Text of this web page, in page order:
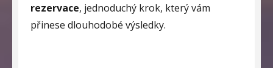
rezervace, jednoduchý krok, který vám
přinese dlouhodobé výsledky.